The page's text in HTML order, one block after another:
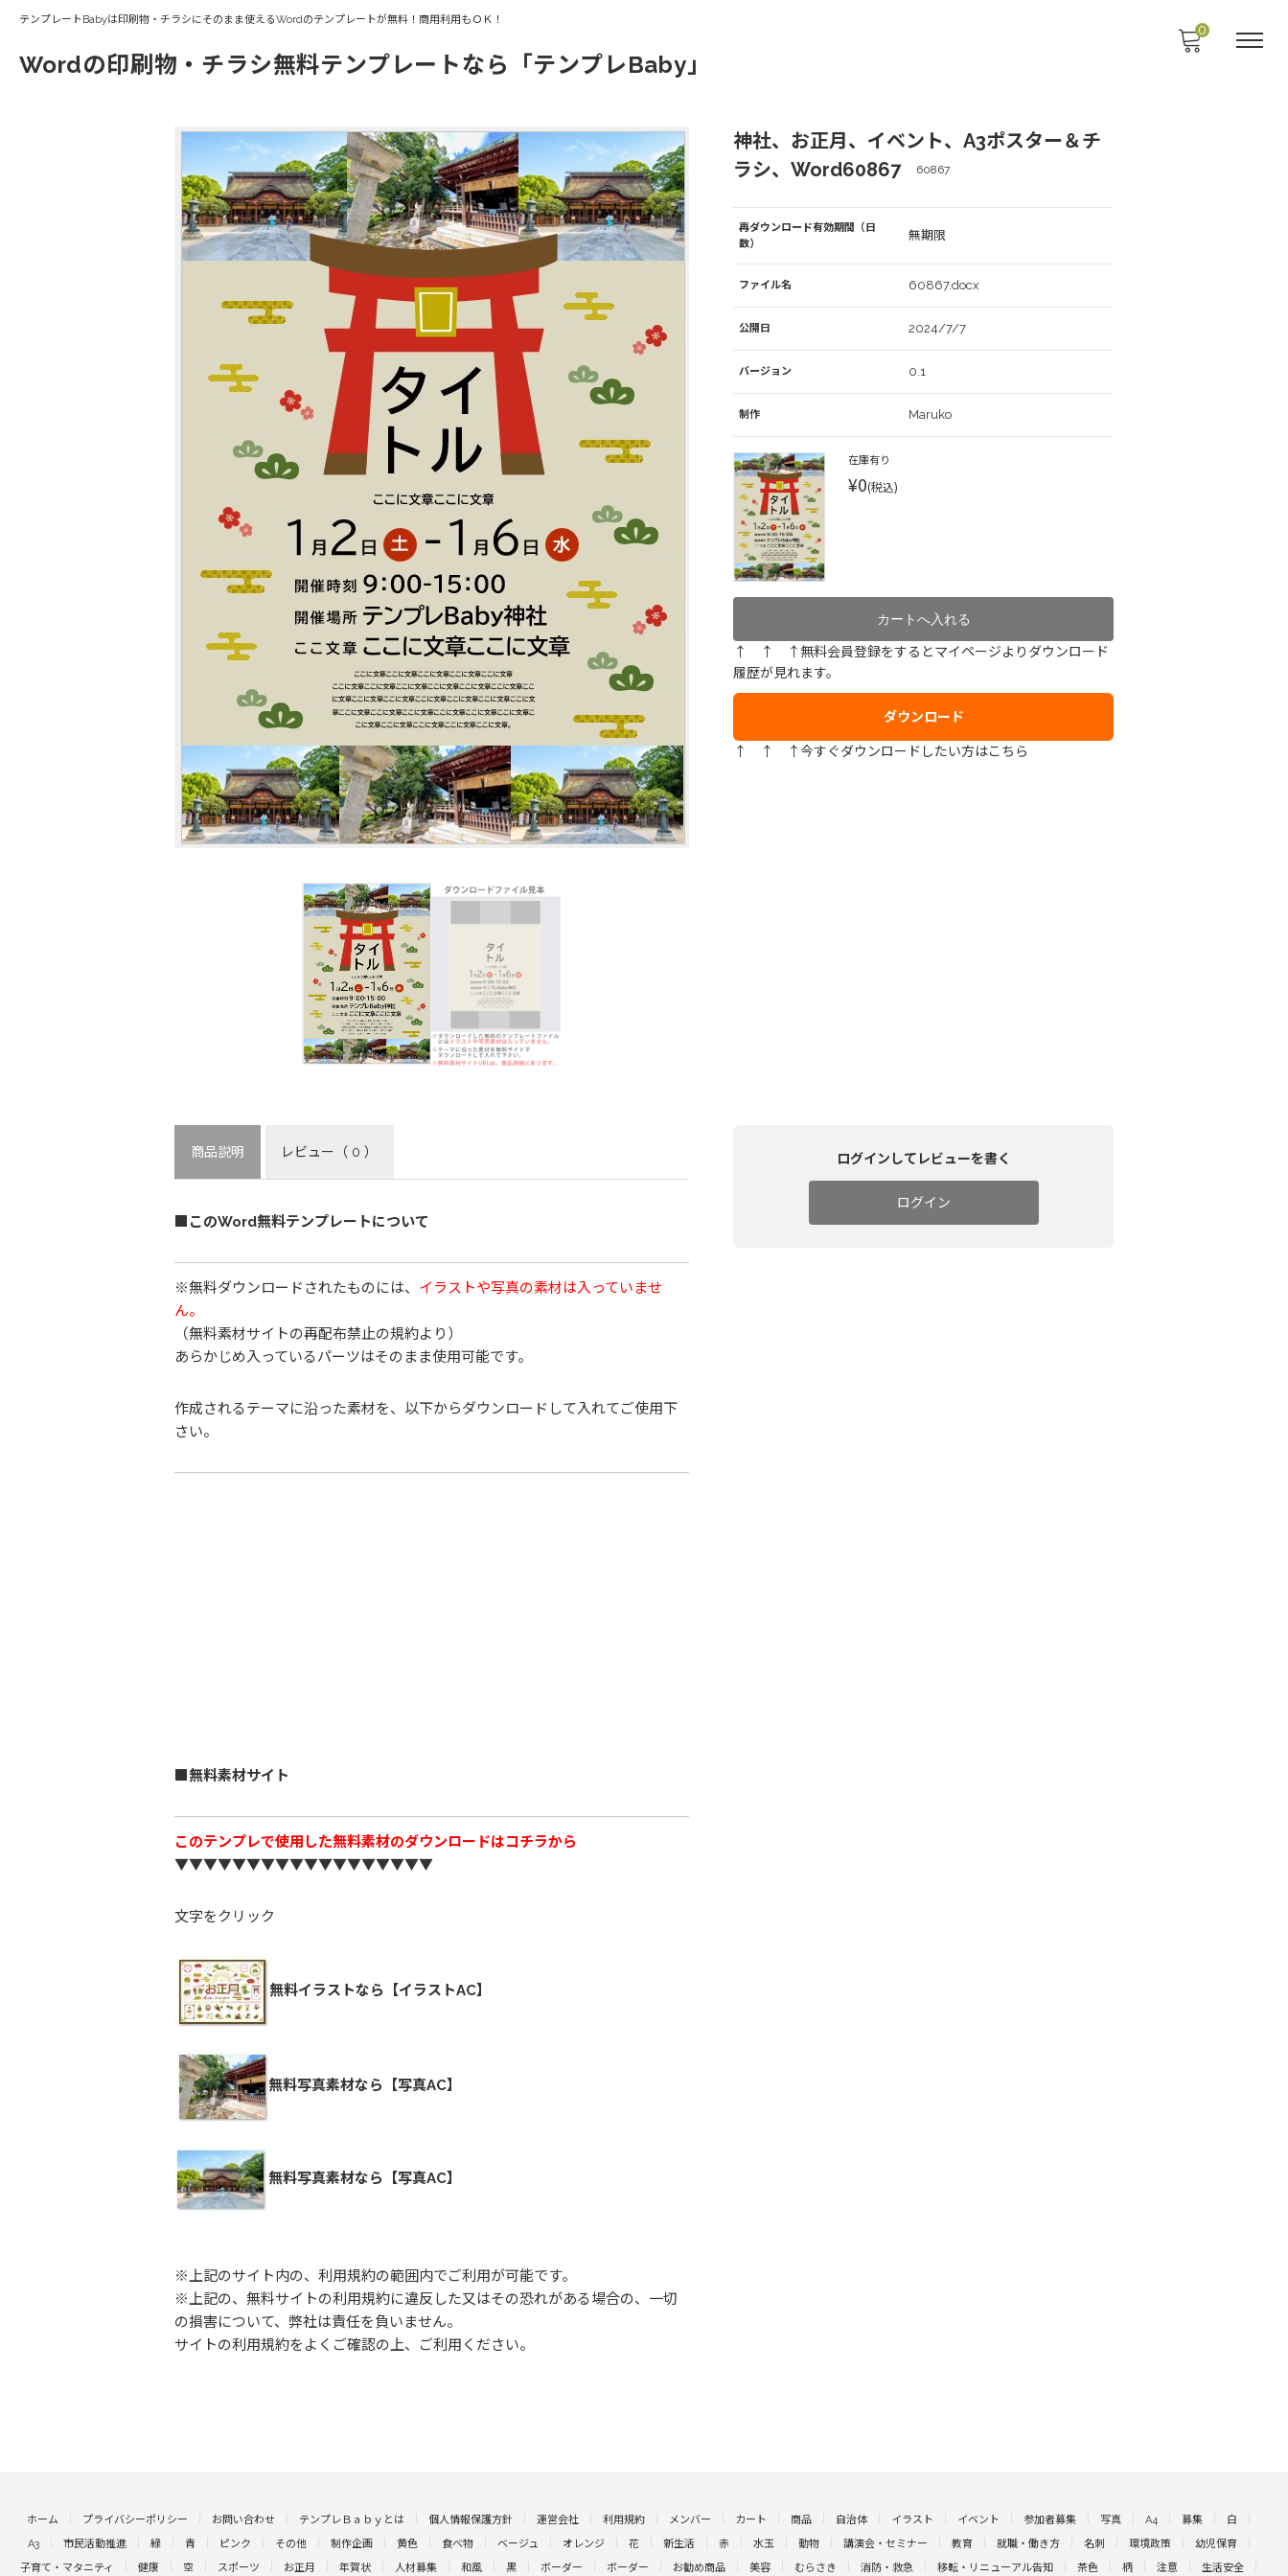
テンプレートBabyは印刷物・チラシにそのまま使えるWordのテンプレートが無料！商用利用もＯＫ！
Wordの印刷物・チラシ無料テンプレートなら「テンプレBaby」
0
神社、お正月、イベント、A3ポスター＆チ
ラシ、Word60867
60867
再ダウンロード有効期間（日
数）
無期限
ファイル名 60867.docx
公開日 2024/7/7
バージョン 0.1
制作 Maruko
在庫有り
¥0(税込)
↑ ↑ ↑無料会員登録をするとマイページよりダウンロード
履歴が見れます。
ダウンロード
↑ ↑ ↑今すぐダウンロードしたい方はこちら
商品説明 レビュー （ 0 ）
■このWord無料テンプレートについて
※無料ダウンロードされたものには、 イラストや写真の素材は入っていませ
ん。
（無料素材サイトの再配布禁止の規約より）
あらかじめ入っているパーツはそのまま使用可能です。
作成されるテーマに沿った素材を、以下からダウンロードして入れてご使用下
さい。
■無料素材サイト
このテンプレで使用した無料素材のダウンロードはコチラから
▼▼▼▼▼▼▼▼▼▼▼▼▼▼▼▼▼▼
文字をクリック
無料イラストなら【イラストAC】
無料写真素材なら【写真AC】
無料写真素材なら【写真AC】
※上記のサイト内の、利用規約の範囲内でご利用が可能です。
※上記の、無料サイトの利用規約に違反した又はその恐れがある場合の、一切
の損害について、弊社は責任を負いません。
サイトの利用規約をよくご確認の上、ご利用ください。
ログインしてレビューを書く
ログイン
ホーム プライバシーポリシー お問い合わせ テンプレＢａｂｙとは 個人情報保護方針 運営会社 利用規約 メンバー カート 商品 自治体 イラスト イベント 参加者募集 写真 A4 募集
白
A3
市民活動推進 緑 青 ピンク その他 制作企画 黄色 食べ物 ベージュ オレンジ 花 新生活 赤 水玉 動物 講演会・セミナー 教育 就職・働き方 名刺 環境政策
幼児保育
子育て・マタニティ
健康 空 スポーツ お正月 年賀状 人材募集 和風 黒 ボーダー ボーダー お勧め商品 美容 むらさき 消防・救急 移転・リニューアル告知 茶色 柄 注意 生活安全